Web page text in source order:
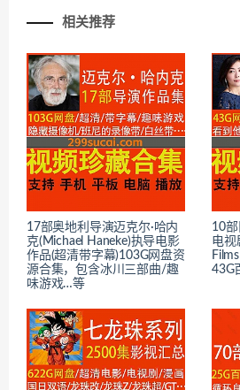
相关推荐
17部奥地利导演迈克尔·哈内
克(Michael Haneke)执导电影
作品(超清带字幕)103G网盘资
源合集，包含冰川三部曲/趣
味游戏…等
10
电视
43G